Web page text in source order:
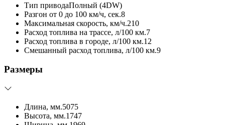
Тип приводаПолный (4DW)
Разгон от 0 до 100 км/ч, сек.8
Максимальная скорость, км/ч.210
Расход топлива на трассе, л/100 км.7
Расход топлива в городе, л/100 км.12
Смешанный расход топлива, л/100 км.9
Размеры
Длина, мм.5075
Высота, мм.1747